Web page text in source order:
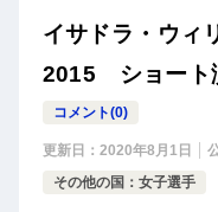
イサドラ・ウ
2015 ショート
コメント(0)
更新日： 2020年8月1日
その他の国：女子選手